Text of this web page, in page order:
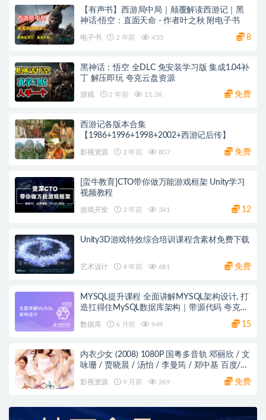
【有声书】西游局中局｜颠覆解读西游记｜黑
神话·悟空：直面天命 - 作者叶之秋 附电子书
电子书 2 年前 453 8
黑神话：悟空 全DLC 免安装学习版 集成1.04补
丁 解压即玩 夸克云盘资源
游戏 2 年前 11.3K 免费
西游记各版本合集
【1986+1996+1998+2002+西游记后传】
影视资源 2 年前 807 免费
[蛮牛教育]CTO带你做万能游戏框架 Unity学习
视频教程
游戏开发 2 年前 341 12
Unity3D游戏特效综合培训课程含素材免费下载
艺术设计 4 年前 681 免费
MYSQL提升课程 全面讲解MYSQL架构设计, 打
造扛得住MySQL数据库架构｜带源代码 夸克网
数据库 6 月前 949 15
内衣少女 (2008) 1080P 国粤多音轨 邓丽欣 / 文
咏珊 / 贾晓晨 / 汤怡 / 李曼筠 / 郑中基 百度/阿
影视资源 9 月前 269 免费